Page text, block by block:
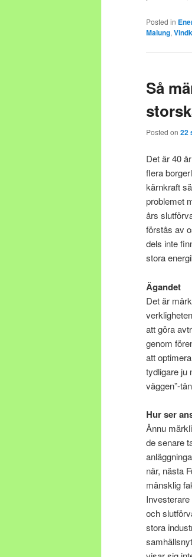
Posted in
Malung,
Så
Posted on 22
Det är 40
flera
kärnkraft
problemet
års
förstås av
dels inte
stora
Ägandet
Det är
att göra
genom
att
tydligare ju
väggen”-
Hur ser
Ännu
de senare
när, nästa
mänsklig
och
stora